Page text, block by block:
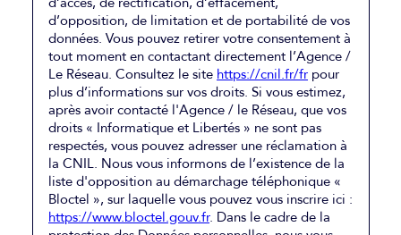
d’opposition, de limitation et de portabilité de vos
données. Vous pouvez retirer votre consentement à
tout moment en contactant directement l’Agence /
Le Réseau. Consultez le site https://cnil.fr/fr pour
plus d’informations sur vos droits. Si vous estimez,
après avoir contacté l'Agence / le Réseau, que vos
droits « Informatique et Libertés » ne sont pas
respectés, vous pouvez adresser une réclamation à
la CNIL. Nous vous informons de l’existence de la
liste d'opposition au démarchage téléphonique «
Bloctel », sur laquelle vous pouvez vous inscrire ici :
https://www.bloctel.gouv.fr. Dans le cadre de la